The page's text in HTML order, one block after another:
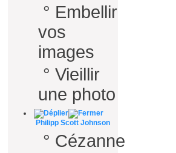
° Embellir
vos
images
° Vieillir
une photo
Philipp Scott Johnson
° Cézanne